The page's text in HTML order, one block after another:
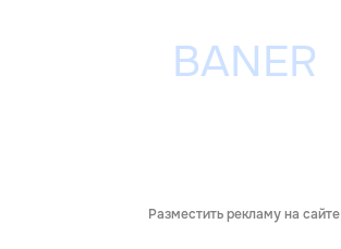
Разместить рекламу на сайте